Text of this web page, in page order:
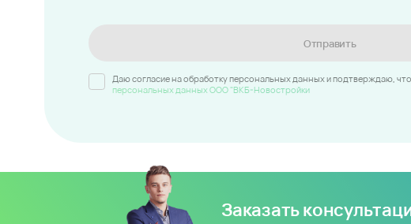
Отправить
Даю согласие на обработку персональных данных и подтверждаю,
персональных данных ООО "ВКБ-Новостройки
Заказать